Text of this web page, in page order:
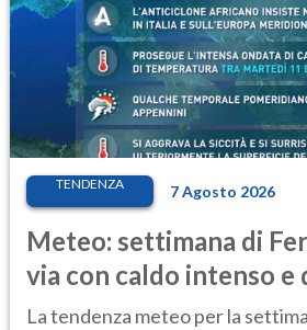
TENDENZA 7 Agosto 2026
Meteo: settimana di
via con caldo intenso e
temporale
La tendenza meteo per la